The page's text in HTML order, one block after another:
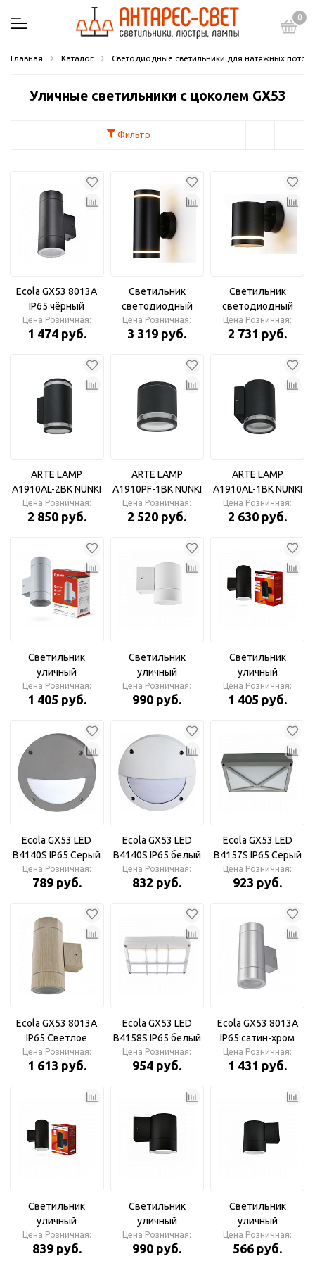
0
Главная Каталог Светодиодные светильники для натяжных
Уличные светильники с цоколем GX53
Фильтр
Ecola GX53 8013A
IP65 чёрный
Светильник
интерьерный
Цена Розничная:
1 474 руб.
Светильник
светодиодный
уличный ST3333/2
BK черный IP54
Ambrella
Цена Розничная:
3 319 руб.
Светильник
светодиодный
уличный ST3327 BK
черный IP54 GX53
Ambrella
Цена Розничная:
2 731 руб.
ARTE LAMP
A1910AL-2BK NUNKI
Светильник
уличный
Цена Розничная:
2 850 руб.
ARTE LAMP
A1910PF-1BK NUNKI
Светильник
уличный
Цена Розничная:
2 520 руб.
ARTE LAMP
A1910AL-1BK NUNKI
Светильник
уличный
Цена Розничная:
2 630 руб.
Светильник
уличный
двусторонний 2А-
GX53-2GR-
под лампу 2хGX53
230B серый IP65 IN
Цена Розничная:
1 405 руб.
Светильник
уличный
односторонний
GX53-1W-ЦИЛИНДР
лампу GX53 230B
белый IP65 IN HOME
Цена Розничная:
990 руб.
Светильник
уличный
двусторонний 2А-
GX53-2BL-ЦИЛИНДР
2хGX53 230B
черный IP65 IN
HOME
Цена Розничная:
1 405 руб.
Ecola GX53 LED
B4140S IP65 Серый
Светильник
накладной
ресничкой
Цена Розничная:
789 руб.
Ecola GX53 LED
B4140S IP65 белый
Светильник
накладной
Цена Розничная:
832 руб.
Ecola GX53 LED
B4157S IP65 Серый
Светильник
накладной
Цена Розничная:
923 руб.
Ecola GX53 8013A
IP65 Светлое
дерево
Светильник
Цена Розничная:
1 613 руб.
Ecola GX53 LED
B4158S IP65 белый
Светильник
накладной
Цена Розничная:
954 руб.
Ecola GX53 8013A
IP65 сатин-хром
Светильник
интерьерный
Цена Розничная:
1 431 руб.
Светильник
уличный
двусторонний 2П-
GX53-ЦИЛИНДР
Цена Розничная:
839 руб.
Светильник
уличный
односторонний
GX53S-1B-
Цена Розничная:
990 руб.
Светильник
уличный
односторонний
GX53-1П-ЦИЛИНДР
Цена Розничная:
566 руб.